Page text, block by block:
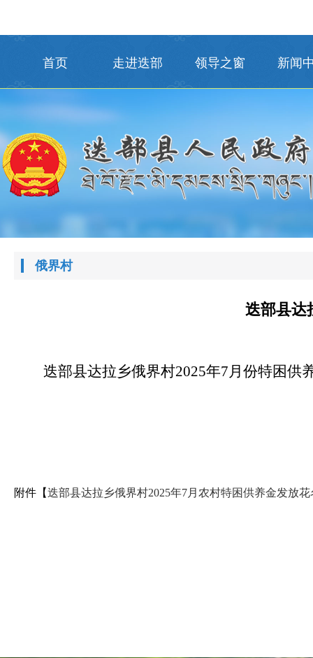
首页 走进迭部 领导之窗 新闻
俄界村
迭部县达
迭部县达拉乡俄界村2025年7月份特困供
附件【迭部县达拉乡俄界村2025年7月农村特困供养金发放花